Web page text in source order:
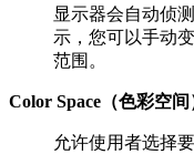
显示器会自动侦
示，您可以手动
范围。
Color Space（色彩空间
允许使用者选择